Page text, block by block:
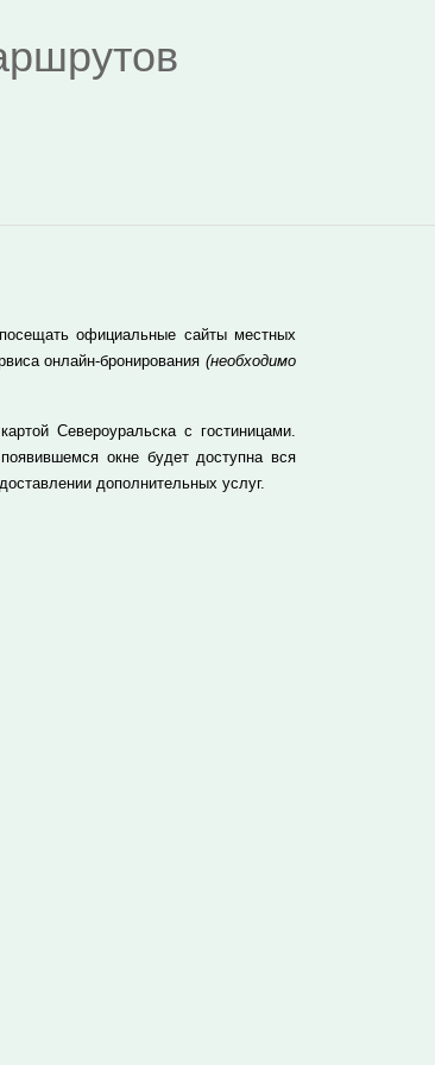
официальные сайты местных
онлайн-бронирования (необходимо
Североуральска с гостиницами.
окне будет доступна вся
дополнительных услуг.